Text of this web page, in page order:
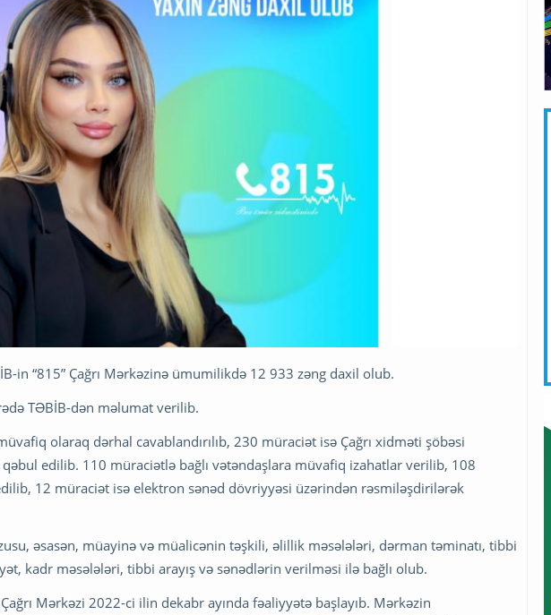
in “815” Çağrı Mərkəzinə ümumilikdə 12 933 zəng daxil olub.
TƏBİB-dən məlumat verilib.
olaraq dərhal cavablandırılıb, 230 müraciət isə Çağrı xidməti şöbəsi
qəbul edilib. 110 müraciətlə bağlı vətəndaşlara müvafiq izahatlar verilib, 108
12 müraciət isə elektron sənəd dövriyyəsi üzərindən rəsmiləşdirilərək
əsasən, müayinə və müalicənin təşkili, əlillik məsələləri, dərman təminatı, tibbi
kadr məsələləri, tibbi arayış və sənədlərin verilməsi ilə bağlı olub.
Mərkəzi 2022-ci ilin dekabr ayında fəaliyyətə başlayıb. Mərkəzin